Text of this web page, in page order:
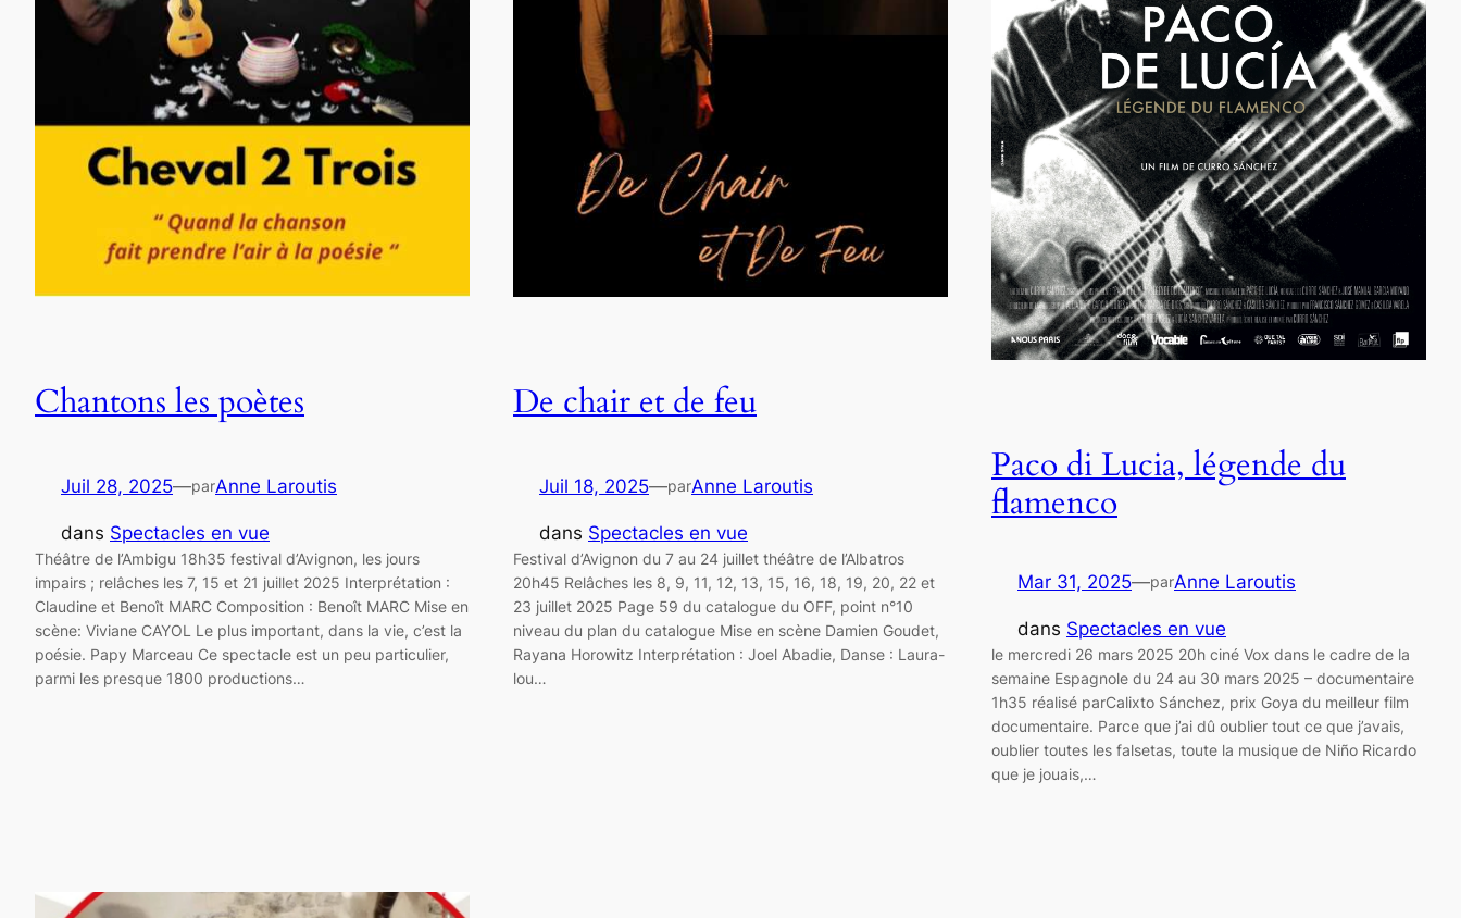
Chantons les poètes
Juil 28, 2025—parAnne Laroutis
dans Spectacles en vue
Théâtre de l’Ambigu 18h35 festival d’Avignon, les jours
impairs ; relâches les 7, 15 et 21 juillet 2025 Interprétation :
Claudine et Benoît MARC Composition : Benoît MARC Mise en
scène: Viviane CAYOL Le plus important, dans la vie, c’est la
poésie. Papy Marceau Ce spectacle est un peu particulier,
parmi les presque 1800 productions…
De chair et de feu
Juil 18, 2025—parAnne Laroutis
dans Spectacles en vue
Festival d’Avignon du 7 au 24 juillet théâtre de l’Albatros
20h45 Relâches les 8, 9, 11, 12, 13, 15, 16, 18, 19, 20, 22 et
23 juillet 2025 Page 59 du catalogue du OFF, point n°10
niveau du plan du catalogue Mise en scène Damien Goudet,
Rayana Horowitz Interprétation : Joel Abadie, Danse : Laura-
lou…
Paco di Lucia, légende du
flamenco
Mar 31, 2025—parAnne Laroutis
dans Spectacles en vue
le mercredi 26 mars 2025 20h ciné Vox dans le cadre de la
semaine Espagnole du 24 au 30 mars 2025 – documentaire
1h35 réalisé parCalixto Sánchez, prix Goya du meilleur film
documentaire. Parce que j’ai dû oublier tout ce que j’avais,
oublier toutes les falsetas, toute la musique de Niño Ricardo
que je jouais,…